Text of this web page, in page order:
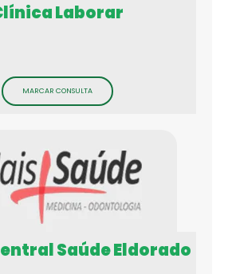
Laborar
MARCAR CONSULTA
Saúde Eldorado